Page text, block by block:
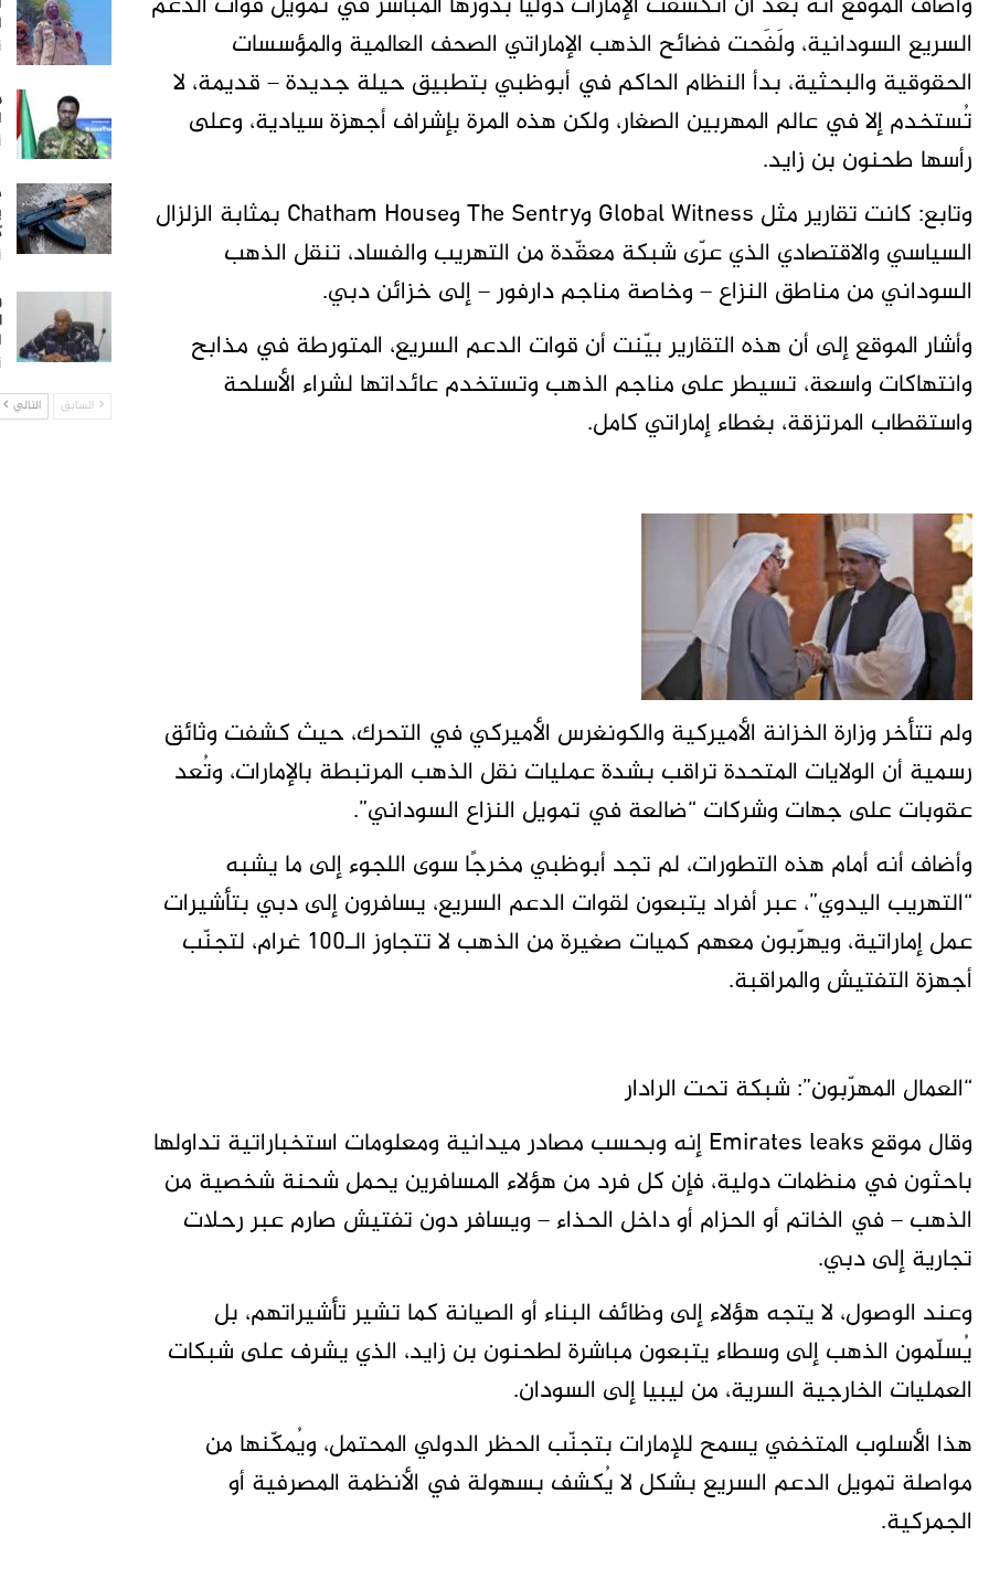
السريع السودانية، ولَفَحت فضائح الذهب الإماراتي الصحف العالمية والمؤسسات
الحقوقية والبحثية، بدأ النظام الحاكم في أبوظبي بتطبيق حيلة جديدة – قديمة، لا
تُستخدم إلا في عالم المهربين الصغار، ولكن هذه المرة بإشراف أجهزة سيادية، وعلى
رأسها طحنون بن زايد.
وتابع: كانت تقارير مثل Global Witness وThe Sentry وChatham House بمثابة الزلزال
السياسي والاقتصادي الذي عرّى شبكة معقّدة من التهريب والفساد، تنقل الذهب
السوداني من مناطق النزاع – وخاصة مناجم دارفور – إلى خزائن دبي.
وأشار الموقع إلى أن هذه التقارير بيّنت أن قوات الدعم السريع، المتورطة في مذابح
وانتهاكات واسعة، تسيطر على مناجم الذهب وتستخدم عائداتها لشراء الأسلحة
واستقطاب المرتزقة، بغطاء إماراتي كامل.
ولم تتأخر وزارة الخزانة الأميركية والكونغرس الأميركي في التحرك، حيث كشفت وثائق
رسمية أن الولايات المتحدة تراقب بشدة عمليات نقل الذهب المرتبطة بالإمارات، وتُعد
عقوبات على جهات وشركات “ضالعة في تمويل النزاع السوداني”.
وأضاف أنه أمام هذه التطورات، لم تجد أبوظبي مخرجًا سوى اللجوء إلى ما يشبه
“التهريب اليدوي”، عبر أفراد يتبعون لقوات الدعم السريع، يسافرون إلى دبي بتأشيرات
عمل إماراتية، ويهرّبون معهم كميات صغيرة من الذهب لا تتجاوز الـ100 غرام، لتجنّب
أجهزة التفتيش والمراقبة.
“العمال المهرّبون”: شبكة تحت الرادار
وقال موقع Emirates leaks إنه وبحسب مصادر ميدانية ومعلومات استخباراتية تداولها
باحثون في منظمات دولية، فإن كل فرد من هؤلاء المسافرين يحمل شحنة شخصية من
الذهب – في الخاتم أو الحزام أو داخل الحذاء – ويسافر دون تفتيش صارم عبر رحلات
تجارية إلى دبي.
وعند الوصول، لا يتجه هؤلاء إلى وظائف البناء أو الصيانة كما تشير تأشيراتهم، بل
يُسلّمون الذهب إلى وسطاء يتبعون مباشرة لطحنون بن زايد، الذي يشرف على شبكات
العمليات الخارجية السرية، من ليبيا إلى السودان.
هذا الأسلوب المتخفي يسمح للإمارات بتجنّب الحظر الدولي المحتمل، ويُمكّنها من
مواصلة تمويل الدعم السريع بشكل لا يُكشف بسهولة في الأنظمة المصرفية أو
الجمركية.
السابق التالي